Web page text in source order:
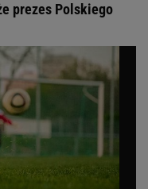
prezes Polskiego